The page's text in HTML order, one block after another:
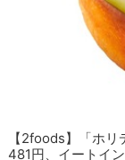
【2foods】「ホ
481円、イートイ